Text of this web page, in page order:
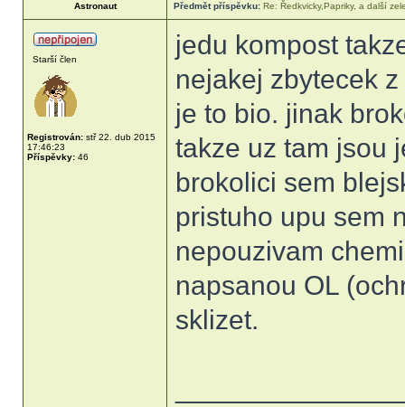
Astronaut Předmět příspěvku: Re: Ředkvicky,Papriky, a další
Starší člen
Registrován: stř 22. dub 2015
17:46:23
Příspěvky: 46
jedu kompost
nejakej zbytecek
je to bio. jinak
takze uz tam jsou
brokolici sem
pristuho upu sem
nepouzivam
napsanou OL
sklizet.